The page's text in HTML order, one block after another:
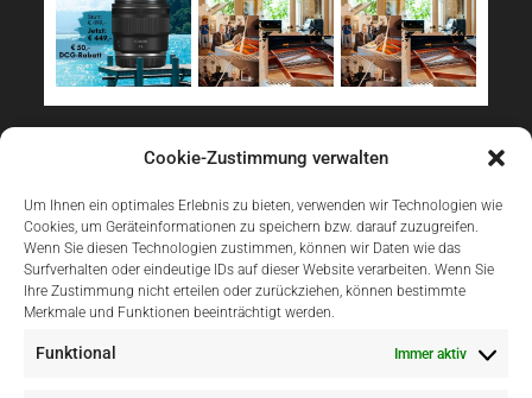
Cookie-Zustimmung verwalten
Um Ihnen ein optimales Erlebnis zu bieten, verwenden wir Technologien wie
Cookies, um Geräteinformationen zu speichern bzw. darauf zuzugreifen.
Wenn Sie diesen Technologien zustimmen, können wir Daten wie das
Surfverhalten oder eindeutige IDs auf dieser Website verarbeiten. Wenn Sie
Ihre Zustimmung nicht erteilen oder zurückziehen, können bestimmte
Merkmale und Funktionen beeinträchtigt werden.
Funktional Immer aktiv
Sicher Einkaufen